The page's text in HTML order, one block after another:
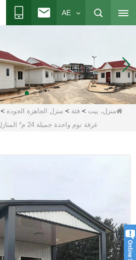
AE
منزل، بيت >فئة > منزل الجاهزة الجودة >
غرفة نوم واحدة جميلة 24 م² المنازل الجاهزة الحديثة